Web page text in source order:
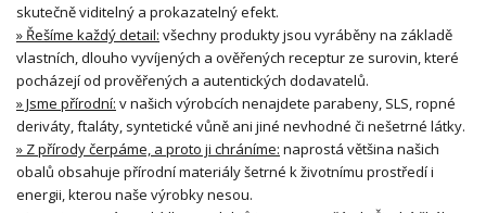
skutečně viditelný a prokazatelný efekt.
» Řešíme každý detail: všechny produkty jsou vyráběny na základě
vlastních, dlouho vyvíjených a ověřených receptur ze surovin, které
pocházejí od prověřených a autentických dodavatelů.
» Jsme přírodní: v našich výrobcích nenajdete parabeny, SLS, ropné
deriváty, ftaláty, syntetické vůně ani jiné nevhodné či nešetrné látky.
» Z přírody čerpáme, a proto ji chráníme: naprostá většina našich
obalů obsahuje přírodní materiály šetrné k životnímu prostředí i
energii, kterou naše výrobky nesou.